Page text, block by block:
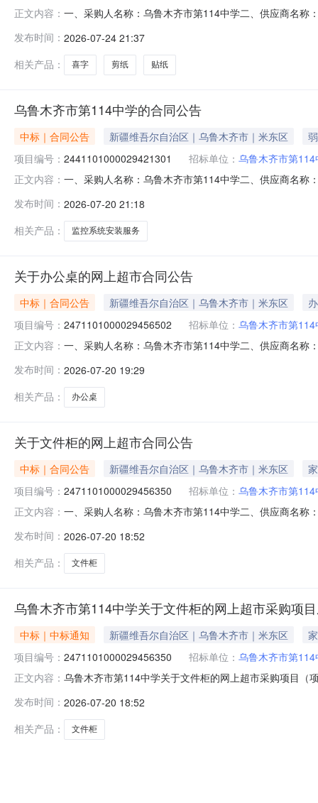
正文内容： 一、采购人名称：乌鲁木齐市第114中学二、供应商名称
个1000.000.0990服务要求或标的基本概况：七、其它
发布时间： 2026-07-24 21:37
相关产品：
喜字 剪纸 贴纸
乌鲁木齐市第114中学的合同公告
中标｜合同公告 新疆维吾尔自治区｜乌鲁木齐市｜米东区
项目编号： 2441101000029421301 招标单位： 乌鲁木齐市第114
正文内容： 一、采购人名称：乌鲁木齐市第114中学二、供应商名称
务要求或标的基本概况：七、其它事项：详见附件中的
发布时间： 2026-07-20 21:18
相关产品：
监控系统安装服务
关于办公桌的网上超市合同公告
中标｜合同公告 新疆维吾尔自治区｜乌鲁木齐市｜米东区
项目编号： 2471101000029456502 招标单位： 乌鲁木齐市第114
正文内容： 一、采购人名称：乌鲁木齐市第114中学二、供应商名称
6.006804080服务要求或标的基本概况：七、其它事项
发布时间： 2026-07-20 19:29
相关产品：
办公桌
关于文件柜的网上超市合同公告
中标｜合同公告 新疆维吾尔自治区｜乌鲁木齐市｜米东区
项目编号： 2471101000029456350 招标单位： 乌鲁木齐市第114
正文内容： 一、采购人名称：乌鲁木齐市第114中学二、供应商名称
或标的基本概况：七、其它事项：无八、联系方式1、采
发布时间： 2026-07-20 18:52
相关产品：
文件柜
乌鲁木齐市第114中学关于文件柜的网上超市采购项
中标｜中标通知 新疆维吾尔自治区｜乌鲁木齐市｜米东区
项目编号： 2471101000029456350 招标单位： 乌鲁木齐市第114
正文内容： 乌鲁木齐市第114中学关于文件柜的网上超市采购项目
所在行政区划名称:新疆维吾尔自治区乌鲁木齐市米东区
发布时间： 2026-07-20 18:52
相关产品：
文件柜